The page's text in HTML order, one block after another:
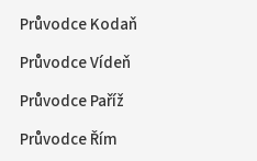
Průvodce Kodaň
Průvodce Vídeň
Průvodce Paříž
Průvodce Řím